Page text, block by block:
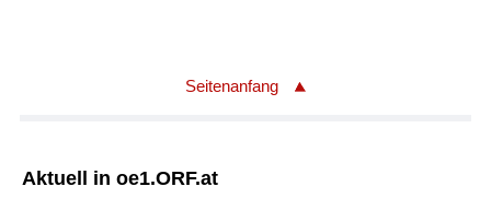
Seitenanfang
Aktuell in oe1.ORF.at